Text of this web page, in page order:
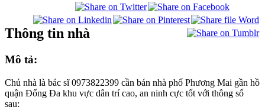
Thông tin nhà
Mô tả:
Chủ nhà là bác sĩ 0973822399 cần bán nhà phố Phương Mai gần hồ
quận Đống Đa khu vực dân trí cao, an ninh cực tốt với thông số
sau: